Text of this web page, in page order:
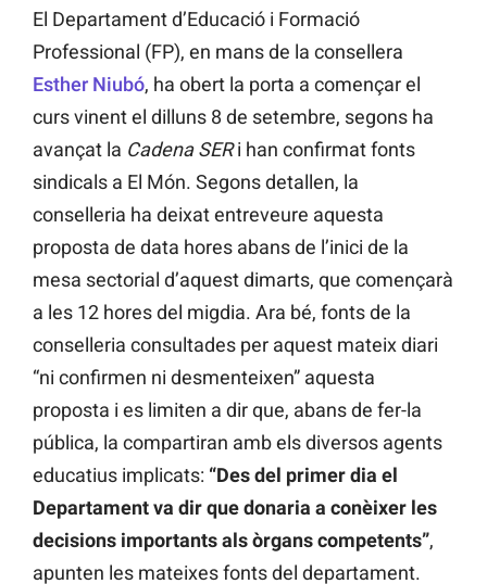
El Departament d’Educació i Formació
Professional (FP), en mans de la consellera
Esther Niubó, ha obert la porta a començar el
curs vinent el dilluns 8 de setembre, segons ha
avançat la Cadena SERi han confirmat fonts
sindicals a El Món. Segons detallen, la
conselleria ha deixat entreveure aquesta
proposta de data hores abans de l’inici de la
mesa sectorial d’aquest dimarts, que començarà
a les 12 hores del migdia. Ara bé, fonts de la
conselleria consultades per aquest mateix diari
“ni confirmen ni desmenteixen” aquesta
proposta i es limiten a dir que, abans de fer-la
pública, la compartiran amb els diversos agents
educatius implicats: “Des del primer dia el
Departament va dir que donaria a conèixer les
decisions importants als òrgans competents”,
apunten les mateixes fonts del departament.